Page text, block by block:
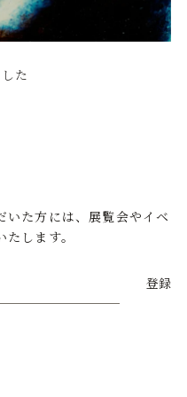
た
いた方には、展覧会やイベ
します。
登録